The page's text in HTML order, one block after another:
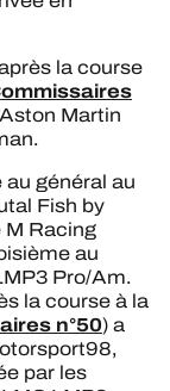
la course
Martin
général au
Fish by
M Racing
au
Pro/Am.
la course à la
n°50) a
par les